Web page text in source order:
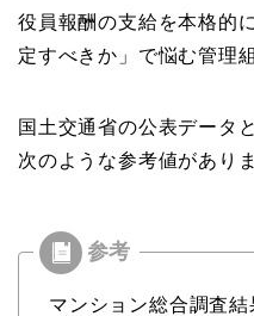
役員報酬の支給を本格的
定すべきか」で悩む管理
国土交通省の公表データ
次のような参考値がありま
マンション総合調査